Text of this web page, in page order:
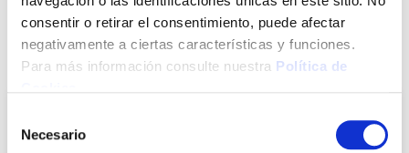
consentir o retirar el consentimiento, puede afectar
negativamente a ciertas características y funciones.
Para más información consulte nuestra Política de
Necesario
Avisarme
También te puede interesar